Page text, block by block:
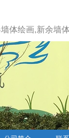
体绘画,新余墙